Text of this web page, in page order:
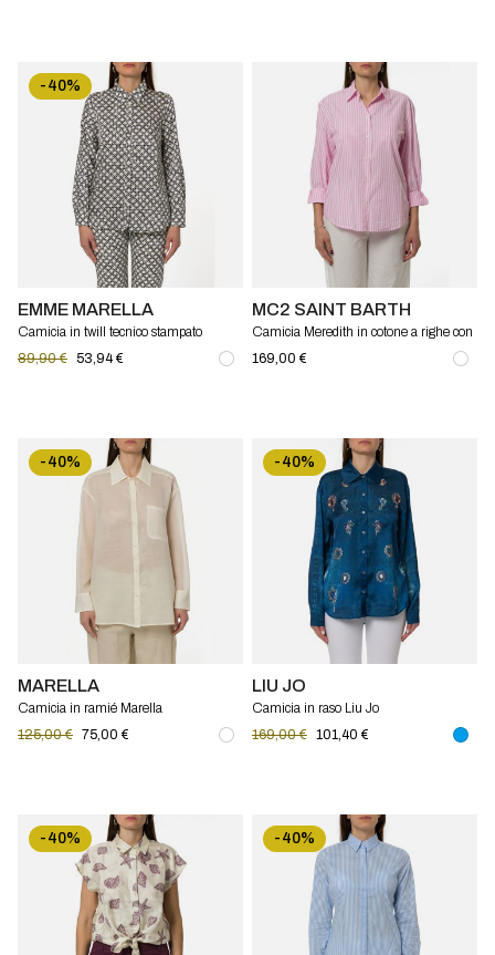
-40%
EMME MARELLA
Camicia in twill tecnico stampato
89,90 € 53,94 €
MC2 SAINT BARTH
Camicia Meredith in cotone a righe con
169,00 €
-40%
MARELLA
Camicia in ramié Marella
125,00 € 75,00 €
-40%
LIU JO
Camicia in raso Liu Jo
169,00 € 101,40 €
-40% -40%